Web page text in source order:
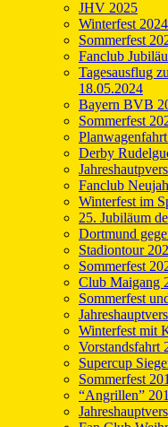
JHV 2025
Winterfest 2024
Sommerfest
Fanclub
Tagesausflug
18.05.2024
Bayern BVB
Sommerfest
Derby
Fanclub
Winterfest im
25. Jubiläum
Dortmund
Stadiontour
Sommerfest
Club Maigang
Sommerfest
Winterfest mit
Vorstandsfahrt
Supercup
Sommerfest
“Angrillen”